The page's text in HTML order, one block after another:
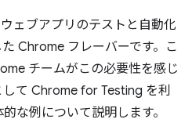
ェブアプリのテストと自動化
Chrome フレーバーです。こ
チームがこの必要性を感じ
て Chrome for Testing を利
な例について説明します。